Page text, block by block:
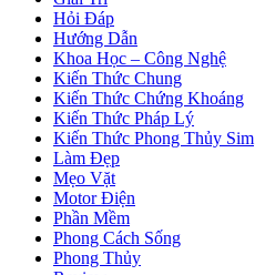
Hỏi Đáp
Hướng Dẫn
Khoa Học – Công Nghệ
Kiến Thức Chung
Kiến Thức Chứng Khoáng
Kiến Thức Pháp Lý
Kiến Thức Phong Thủy Sim
Làm Đẹp
Mẹo Vặt
Motor Điện
Phần Mềm
Phong Cách Sống
Phong Thủy